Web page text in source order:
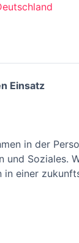
Einsatz
in der
und
einer